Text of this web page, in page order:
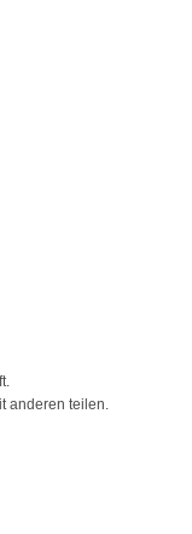
anderen teilen.